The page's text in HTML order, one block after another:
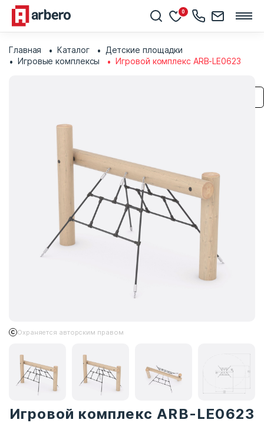
0
Главная Каталог
Детские площадки
Игровые комплексы
Игровой комплекс ARB-LE0623
Охраняется авторским правом
Игровой комплекс ARB-LE0623